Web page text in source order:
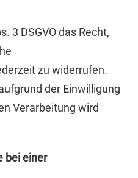
3 DSGVO das Recht,
zu widerrufen.
der Einwilligung
Verarbeitung wird
bei einer